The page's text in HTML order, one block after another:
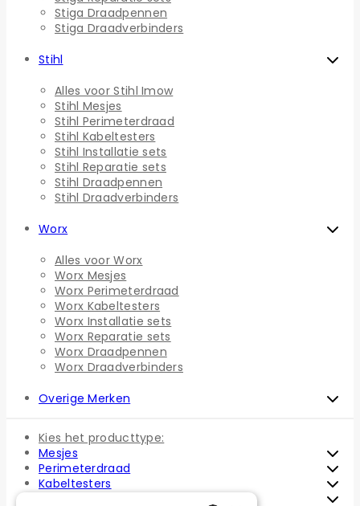
Stiga Draadpennen
Stiga Draadverbinders
Stihl
Alles voor Stihl Imow
Stihl Mesjes
Stihl Perimeterdraad
Stihl Kabeltesters
Stihl Installatie sets
Stihl Reparatie sets
Stihl Draadpennen
Stihl Draadverbinders
Worx
Alles voor Worx
Worx Mesjes
Worx Perimeterdraad
Worx Kabeltesters
Worx Installatie sets
Worx Reparatie sets
Worx Draadpennen
Worx Draadverbinders
Overige Merken
Kies het producttype:
Mesjes
Perimeterdraad
Kabeltesters